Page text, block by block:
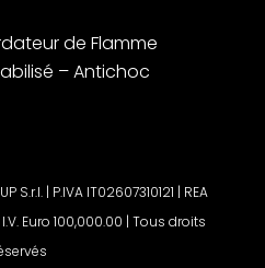
de Flamme
– Antichoc
S.r.l. | P.IVA IT02607310121 | REA
I.V. Euro 100,000.00 | Tous droits